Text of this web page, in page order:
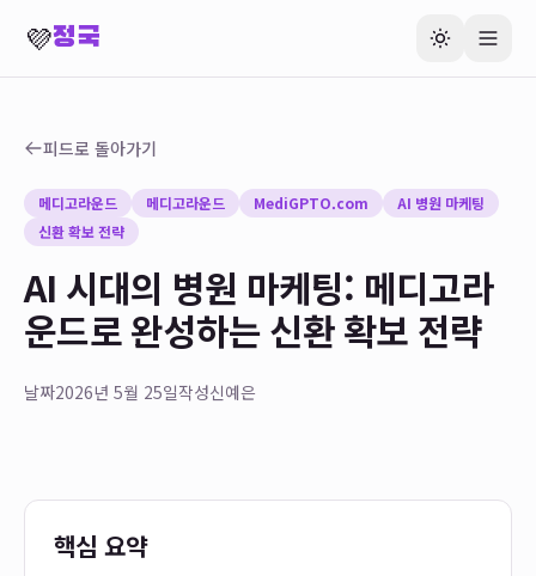
💜정국
피드로 돌아가기
메디고라운드 메디고라운드 MediGPTO.com
AI 병원 마케팅
신환 확보 전략
AI 시대의 병원 마케팅: 메디고라
운드로 완성하는 신환 확보 전략
날짜2026년 5월 25일작성신예은
핵심 요약